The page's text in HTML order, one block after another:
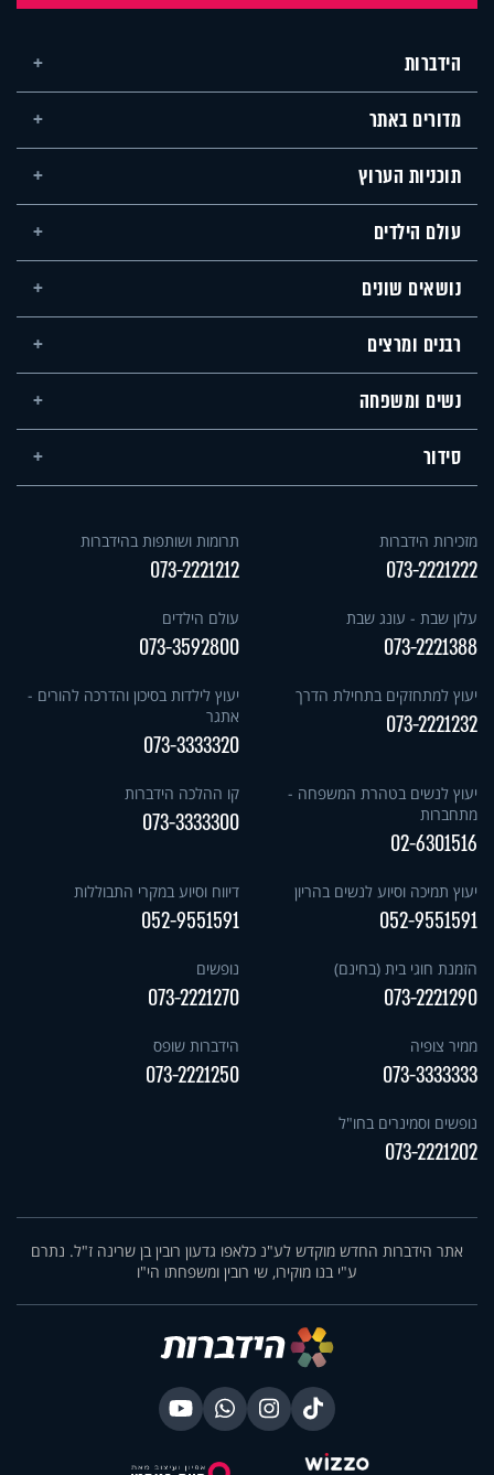
הידברות
מדורים באתר
תוכניות הערוץ
עולם הילדים
נושאים שונים
רבנים ומרצים
נשים ומשפחה
סידור
מזכירות הידברות
073-2221222
תרומות ושותפות בהידברות
073-2221212
עלון שבת - עונג שבת
073-2221388
עולם הילדים
073-3592800
יעוץ למתחזקים בתחילת הדרך
073-2221232
יעוץ לילדות בסיכון והדרכה להורים -
אתגר
073-3333320
יעוץ לנשים בטהרת המשפחה -
מתחברות
02-6301516
קו ההלכה הידברות
073-3333300
יעוץ תמיכה וסיוע לנשים בהריון
052-9551591
דיווח וסיוע במקרי התבוללות
052-9551591
הזמנת חוגי בית (בחינם)
073-2221290
נופשים
073-2221270
ממיר צופיה
073-3333333
הידברות שופס
073-2221250
נופשים וסמינרים בחו"ל
073-2221202
אתר הידברות החדש מוקדש לע"נ כלאפו גדעון רובין בן שרינה ז"ל. נתרם
ע"י בנו מוקירו, שי רובין ומשפחתו הי"ו